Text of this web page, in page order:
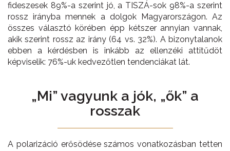
fideszesek 89%-a szerint jó, a TISZÁ-sok 98%-a szerint
rossz irányba mennek a dolgok Magyarországon. Az
összes választó körében épp kétszer annyian vannak,
akik szerint rossz az irány (64 vs. 32%). A bizonytalanok
ebben a kérdésben is inkább az ellenzéki attitűdöt
képviselik: 76%-uk kedvezőtlen tendenciákat lát.
„Mi” vagyunk a jók, „ők” a
rosszak
A polarizáció erősödése számos vonatkozásban tetten